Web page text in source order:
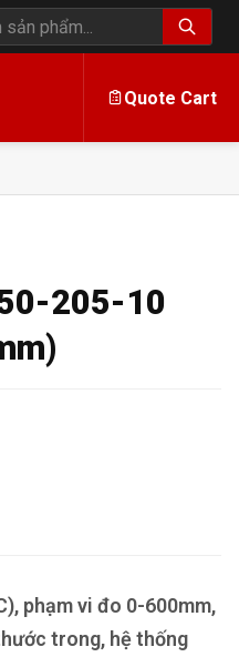
phẩm
Quote Cart
205-10
phạm vi đo 0-600mm,
trong, hệ thống